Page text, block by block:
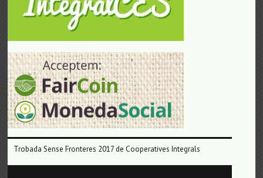
Trobada Sense Fronteres 2017 de Cooperatives Integrals